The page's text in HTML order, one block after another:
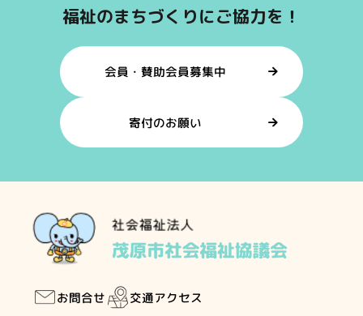
福祉のまちづくりにご協力を！
会員・賛助会員募集中
寄付のお願い
お問合せ 交通アクセス